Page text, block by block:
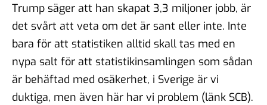
Trump säger att han skapat 3,3 miljoner jobb, är
det svårt att veta om det är sant eller inte. Inte
bara för att statistiken alltid skall tas med en
nypa salt för att statistikinsamlingen som sådan
är behäftad med osäkerhet, i Sverige är vi
duktiga, men även här har vi problem (länk SCB).